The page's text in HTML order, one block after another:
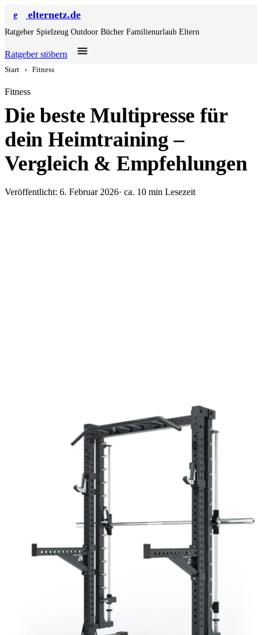
e elternetz.de
Ratgeber Spielzeug Outdoor Bücher Familienurlaub Eltern
Ratgeber stöbern
Start › Fitness
Fitness
Die beste Multipresse für
dein Heimtraining –
Vergleich & Empfehlungen
Veröffentlicht: 6. Februar 2026· ca. 10 min Lesezeit